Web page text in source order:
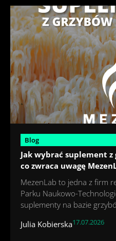
Blog
Jak wybrać suplement
co zwraca uwagę
MezenLab to jedna z firm
Parku Naukowo-
suplementy na bazie
Julia Kobierska17.07.2026